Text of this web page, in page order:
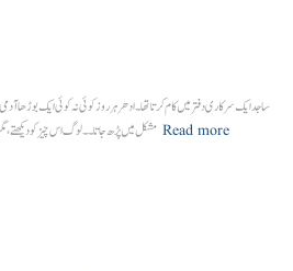
ساجد ایک سرکاری دفتر میں کام کرتا تھا۔ ادھر ہر روز کوئی نہ کوئی ایک بوڑھا
مشکل میں پڑھ جاتا۔۔ لوگ اس چیز کو Read more